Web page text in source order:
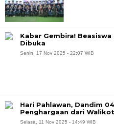
Kabar Gembira! Beasiswa
Dibuka
Senin, 17 Nov 2025 - 22:07 WIB
Hari Pahlawan, Dandim
Penghargaan dari
Selasa, 11 Nov 2025 - 14:49 WIB